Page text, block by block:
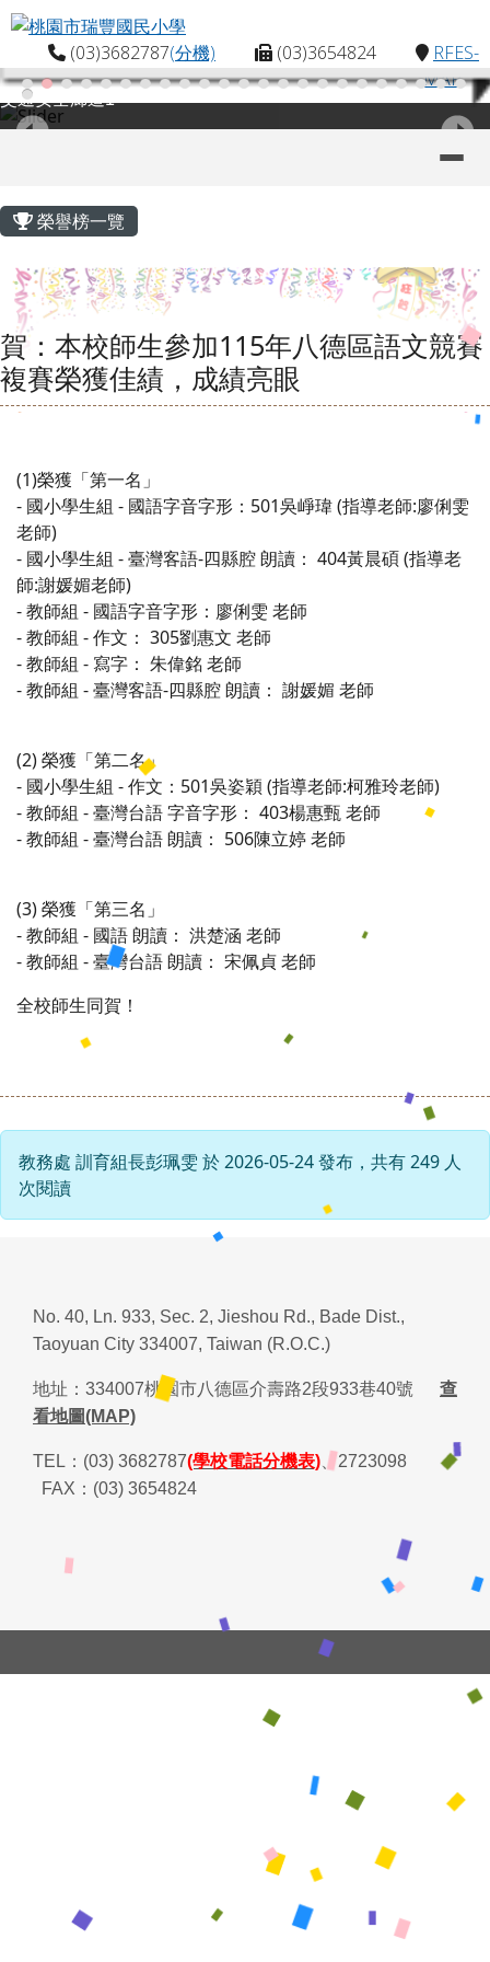
跳至主內容區
桃園市瑞豐國民小學
(03)3682787(分機) (03)3654824
RFES-
MAP
交通安全廊道1
主內容區域
榮譽榜一覽
賀：本校師生參加115年八德區語文競賽
複賽榮獲佳績，成績亮眼
(1)榮獲「第一名」
- 國小學生組 - 國語字音字形： 501吳崢瑋 (指導老師: 廖俐雯
老師)
- 國小學生組 - 臺灣客語-四縣腔 朗讀： 404黃晨碩 (指導老
師:謝媛媚老師)
- 教師組 - 國語字音字形：廖俐雯 老師
- 教師組 - 作文： 305劉惠文 老師
- 教師組 - 寫字： 朱偉銘 老師
- 教師組 - 臺灣客語-四縣腔 朗讀： 謝媛媚 老師
(2) 榮獲「第二名」
- 國小學生組 - 作文： 501吳姿穎 (指導老師:柯雅玲老師)
- 教師組 - 臺灣台語 字音字形： 403楊惠甄 老師
- 教師組 - 臺灣台語 朗讀： 506陳立婷 老師
(3) 榮獲「第三名」
- 教師組 - 國語 朗讀： 洪楚涵 老師
- 教師組 - 臺灣台語 朗讀： 宋佩貞 老師
全校師生同賀！
教務處 訓育組長彭珮雯 於 2026-05-24 發布，共有 249 人
次閱讀
頁尾區域
No. 40, Ln. 933, Sec. 2, Jieshou Rd., Bade Dist.,
Taoyuan City 334007, Taiwan (R.O.C.)
地址： 334007桃園市八德區介壽路2段933巷40號
查
看地圖(MAP)
TEL ： (03) 3682787(學校電話分機表) 、2723098
FAX ： (03) 3654824